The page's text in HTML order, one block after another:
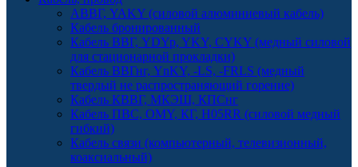
АВВГ, YAKY (силовой алюминиевый кабель)
Кабель бронированный
Кабель ВВГ, YDYp, YKY, CYKY (медный силовой
для стационарной прокладки)
Кабель ВВГнг, YnKY, -LS, -FRLS (медный
твердый не распространяющий горение)
Кабель КВВГ, МКЭШ, КПСнг
Кабель ПВС, OMY, КГ, H05RR (силовой медный
гибкий)
Кабель связи (компьютерный, телевизионный,
коаксиальный)